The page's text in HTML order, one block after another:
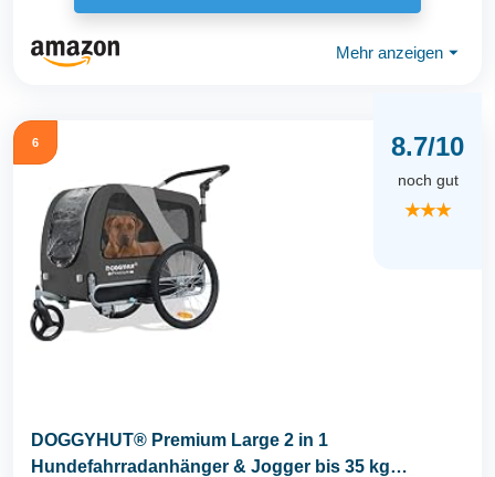
Mehr anzeigen ⏷
6 8.7/10
noch gut
★★★
DOGGYHUT® Premium Large 2 in 1
Hundefahrradanhänger & Jogger bis 35 kg